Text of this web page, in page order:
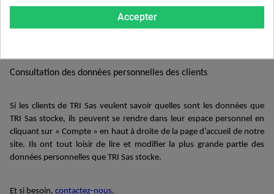
contenant certaines informations de ses clients afin de mieux
connaître leurs habitudes, leurs centres d’intérêt. Pour approfondir
ce sujet, vous pouvez consulter la rubrique concernantnotre
Consultation des données personnelles des clients
Si les clientsde TRI Sas veulent savoir quelles sont les données que
TRI Sas stocke, ilspeuvent se rendre dans leur espace personnel en
cliquantsur « Compte » en haut à droite de la page d’accueil de notre
site. Ilsont tout loisir de lire et modifier la plus grandepartie des
données personnelles que TRI Sas stocke.
Et si besoin, contactez-nous.
Accepter